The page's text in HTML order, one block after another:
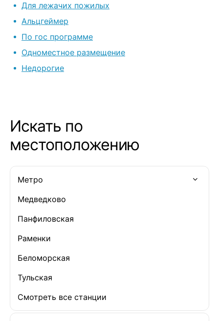
Для лежачих пожилых
Альцгеймер
По гос программе
Одноместное размещение
Недорогие
Искать по
местоположению
Метро
Медведково
Панфиловская
Раменки
Беломорская
Тульская
Смотреть все станции